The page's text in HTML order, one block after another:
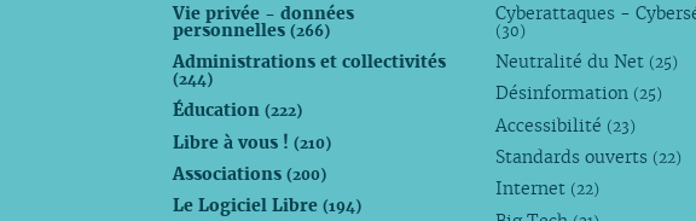
Vie privée - données
personnelles(266)
Administrations et collectivités
(244)
Éducation(222)
Libre à vous !(210)
Associations(200)
Le Logiciel Libre(194)
Cyberattaques -
(30)
Neutralité du Net (25)
Désinformation (25)
Accessibilité (23)
Standards ouverts (22)
Internet (22)